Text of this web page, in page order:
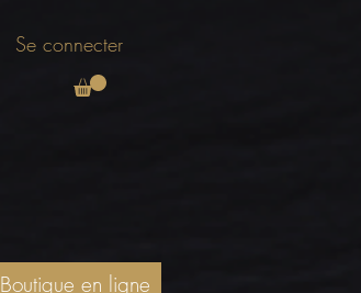
Se connecter
Boutique en ligne